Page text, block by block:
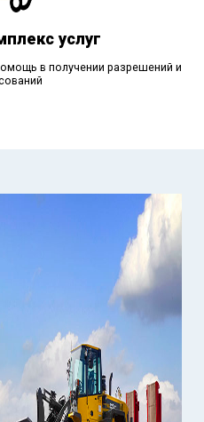
услуг
в получении разрешений и